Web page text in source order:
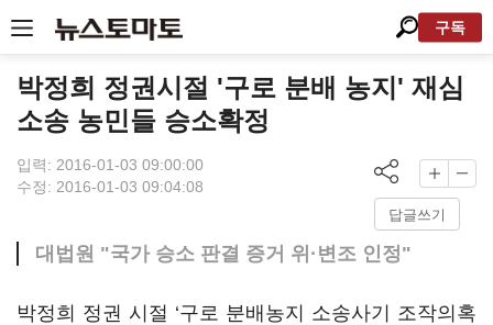
구독
박정희 정권시절 '구로 분배 농지' 재심
소송 농민들 승소확정
입력: 2016-01-03 09:00:00
수정: 2016-01-03 09:04:08
답글쓰기
대법원 "국가 승소 판결 증거 위·변조 인정"
박정희 정권 시절 ‘구로 분배농지 소송사기 조작의혹